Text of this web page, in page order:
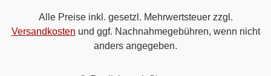
Alle Preise inkl. gesetzl. Mehrwertsteuer zzgl.
Versandkosten und ggf. Nachnahmegebühren, wenn nicht
anders angegeben.